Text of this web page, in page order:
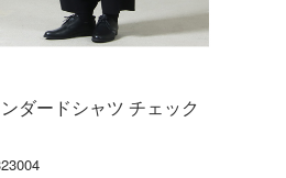
ダードシャツ チェック